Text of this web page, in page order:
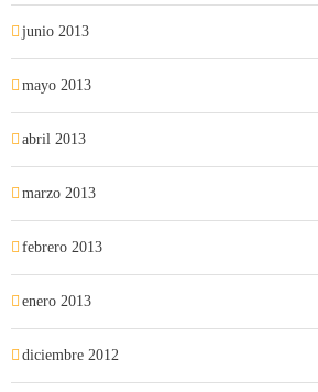
junio 2013
mayo 2013
abril 2013
marzo 2013
febrero 2013
enero 2013
diciembre 2012